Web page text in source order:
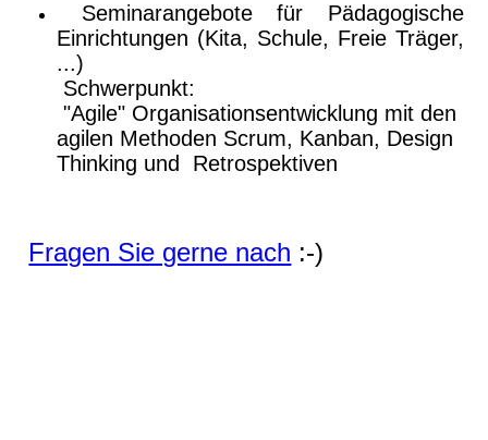
Seminarangebote für Pädagogische
Einrichtungen (Kita, Schule, Freie Träger,
...)
Schwerpunkt:
"Agile" Organisationsentwicklung mit den
agilen Methoden Scrum, Kanban, Design
Thinking und Retrospektiven
Fragen Sie gerne nach :-)